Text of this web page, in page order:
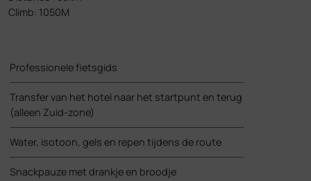
Climb: 1050M
Professionele fietsgids
Transfer van het hotel naar het startpunt en terug
(alleen Zuid-zone)
Water, isotoon, gels en repen tijdens de route
Snackpauze met drankje en broodje